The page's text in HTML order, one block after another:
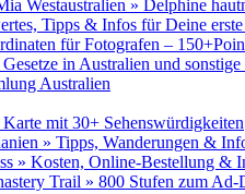
Westaustralien » Delphine
Tipps & Infos für Deine
für Fotografen –
in Australien und
Australien
Karte mit 30+ Sehenswürdigkeiten
» Tipps, Wanderungen &
» Kosten, Online-Bestellung &
Trail » 800 Stufen zum